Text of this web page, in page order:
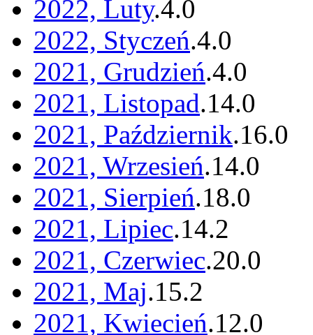
2022, Luty.4.0
2022, Styczeń.4.0
2021, Grudzień.4.0
2021, Listopad.14.0
2021, Październik.16.0
2021, Wrzesień.14.0
2021, Sierpień.18.0
2021, Lipiec.14.2
2021, Czerwiec.20.0
2021, Maj.15.2
2021, Kwiecień.12.0